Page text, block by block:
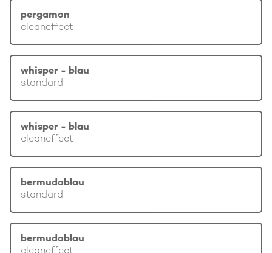
pergamon
cleaneffect
whisper - blau
standard
whisper - blau
cleaneffect
bermudablau
standard
bermudablau